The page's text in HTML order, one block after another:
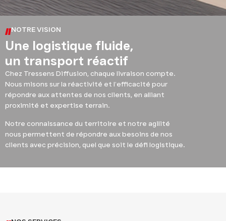
NOTRE VISION
Une logistique fluide,
un transport réactif
Chez Tressens Diffusion, chaque livraison compte.
Nous misons sur la réactivité et l’efficacité pour
répondre aux attentes de nos clients, en alliant
proximité et expertise terrain.
Notre connaissance du territoire et notre agilité
nous permettent de répondre aux besoins de nos
clients avec précision, quel que soit le défi logistique.